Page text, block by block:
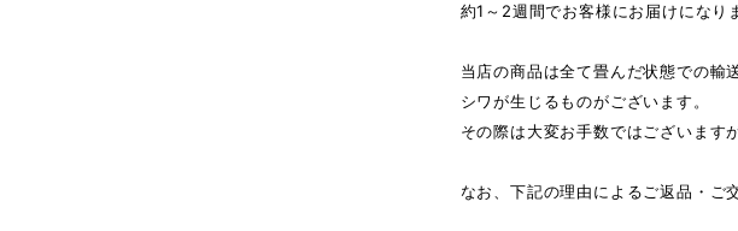
約1～2週間でお客様にお届けになり
当店の商品は全て畳んだ状態での輸
シワが生じるものがございます。
その際は大変お手数ではございます
なお、下記の理由によるご返品・ご